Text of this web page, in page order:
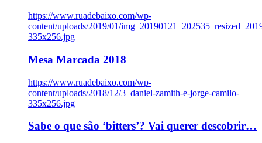
https://www.ruadebaixo.com/wp-
content/uploads/2019/01/
335x256.jpg
Mesa Marcada 2018
https://www.ruadebaixo.com/wp-
content/uploads/2018/12/3_daniel-zamith-e-jorge-camilo-
335x256.jpg
Sabe o que são ‘bitters’? Vai querer descobrir…